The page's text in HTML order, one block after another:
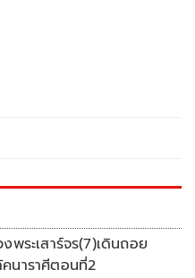
ระเสาร์จร(7)เดินถอย
นาราศีตอนที่2